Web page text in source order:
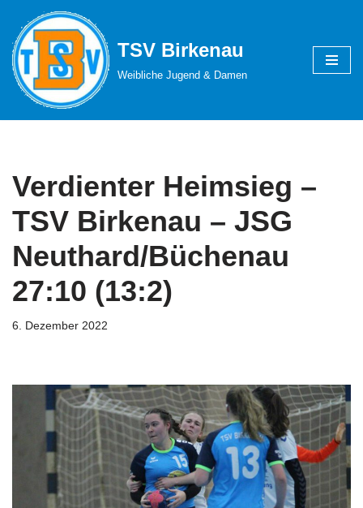
Zum
Inhalt
springen
TSV Birkenau
Weibliche Jugend & Damen
Verdienter Heimsieg –
TSV Birkenau – JSG
Neuthard/Büchenau
27:10 (13:2)
6. Dezember 2022